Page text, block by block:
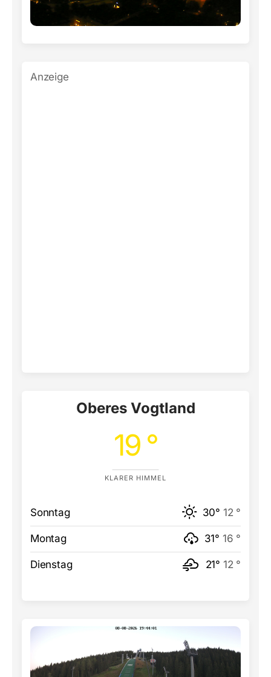
Anzeige
Oberes Vogtland
19 °
KLARER HIMMEL
Sonntag 30° 12 °
Montag 31° 16 °
Dienstag 21° 12 °